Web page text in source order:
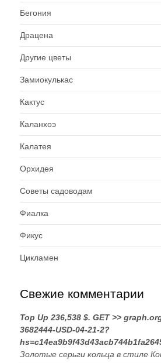
Бегония
Драцена
Другие цветы
Замиокулькас
Кактус
Каланхоэ
Калатея
Орхидея
Советы садоводам
Фиалка
Фикус
Цикламен
Свежие комментарии
Top Up 236,538 $. GET >>
3682444-USD-04-21-2?
Золотые серьги кольца в стиле